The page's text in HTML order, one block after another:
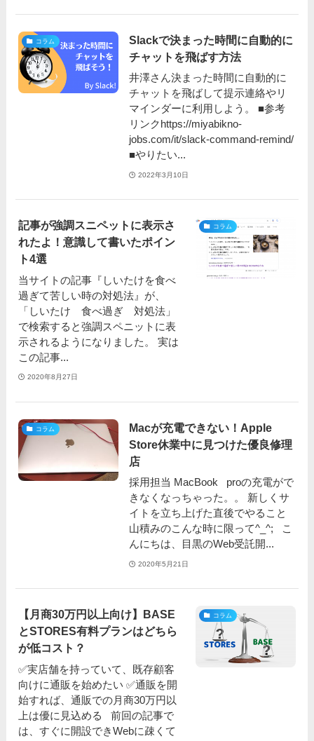
コラム
Slackで決まった時間に自動的に
チャットを飛ばす方法
井澤さん決まった時間に自動的に
チャットを飛ばして提示連絡やリ
マインダーに利用しよう。 ■参考
リンクhttps://miyabikno-
jobs.com/it/slack-command-remind/
■やりたい...
2022年3月10日
コラム
記事が強調スニペットに表示さ
れたよ！意識して書いたポイン
ト4選
当サイトの記事『しいたけを食べ
過ぎて苦しい時の対処法』が、
「しいたけ 食べ過ぎ 対処法」
で検索すると強調スペニットに表
示されるようになりました。 実は
この記事...
2020年8月27日
コラム
Macが充電できない！Apple
Store休業中に見つけた優良修理
店
採用担当 MacBook proの充電がで
きなくなっちゃった。。 新しくサ
イトを立ち上げた直後でやること
山積みのこんな時に限って^_^; こ
んにちは、目黒のWeb受託開...
2020年5月21日
コラム
【月商30万円以上向け】BASE
とSTORES有料プランはどちら
が低コスト？
✅実店舗を持っていて、既存顧客
向けに通販を始めたい ✅通販を開
始すれば、通販での月商30万円以
上は優に見込める 前回の記事で
は、すぐに開設できWebに疎くて